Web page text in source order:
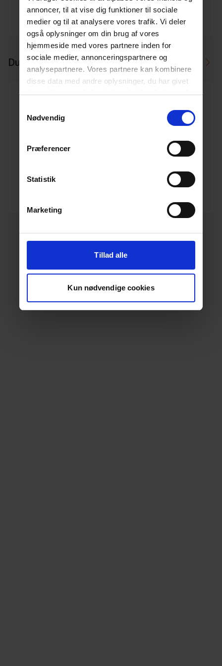
annoncer, til at vise dig funktioner til sociale
medier og til at analysere vores trafik. Vi deler
også oplysninger om din brug af vores
hjemmeside med vores partnere inden for
sociale medier, annonceringspartnere og
analysepartnere. Vores partnere kan kombinere
disse data med andre oplysninger, du har givet
dem, eller som de har indsamlet fra din brug af
Nødvendig
Præferencer
Statistik
Marketing
Tillad alle
Kun nødvendige cookies
Producent Ostendorf
Du skal måske også bruge
Varenr. 10191175